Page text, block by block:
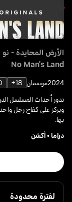
الأرض المحايدة - نو
No Man's Land
2024موسمان 18+
تدور أحداث المسلسل
ويركز على كفاح رجل
بها.
دراما•أكشن
لفترة محدودة